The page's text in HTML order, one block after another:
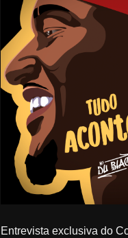
Entrevista exclusiva do